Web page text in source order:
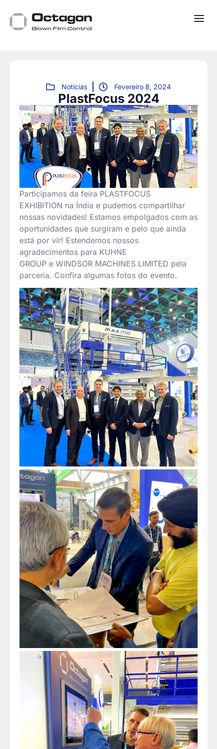
Noticias Fevereiro 8, 2024
PlastFocus 2024
Participamos da feira PLASTFOCUS
EXHIBITION na Índia e pudemos compartilhar
nossas novidades! Estamos empolgados com as
oportunidades que surgiram e pelo que ainda
está por vir! Estendemos nossos
agradecimentos para KUHNE
GROUP e WINDSOR MACHINES LIMITED pela
parceria. Confira algumas fotos do evento.